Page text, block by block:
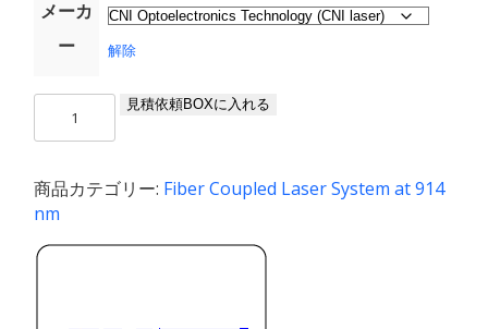
メーカ
ー
解除
1〜
650
mW
個
見積依頼BOXに入れる
商品カテゴリー: Fiber Coupled Laser System at 914
nm